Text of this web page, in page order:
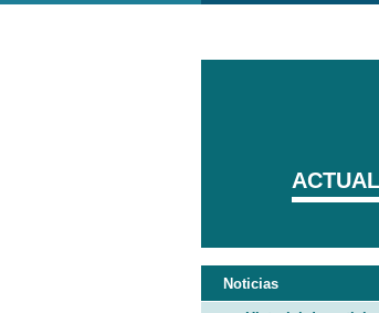
Noticias